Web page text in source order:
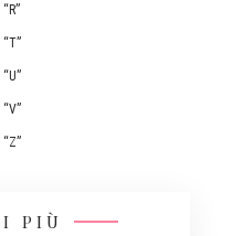
PIÙ